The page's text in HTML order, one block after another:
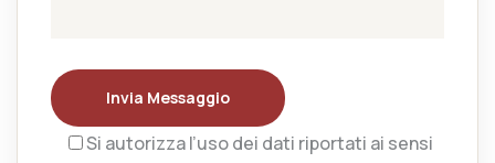
Invia Messaggio
Si autorizza l’uso dei dati riportati ai sensi